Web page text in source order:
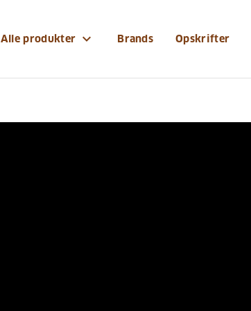
Alle produkter expand_more Brands Opskrifter